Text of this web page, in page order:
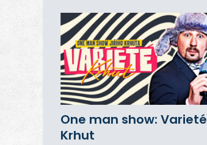
One man show: Varieté
Krhut